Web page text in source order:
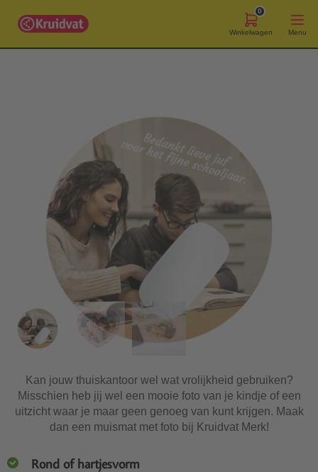
0
Winkelwagen Menu
Kan jouw thuiskantoor wel wat vrolijkheid gebruiken?
Misschien heb jij wel een mooie foto van je kindje of een
uitzicht waar je maar geen genoeg van kunt krijgen. Maak
dan een muismat met foto bij Kruidvat Merk!
Rond of hartjesvorm